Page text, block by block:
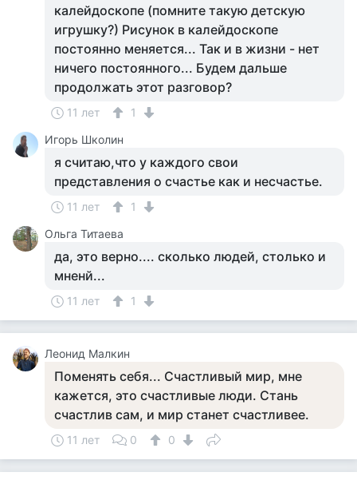
калейдоскопе (помните такую детскую
игрушку?) Рисунок в калейдоскопе
постоянно меняется... Так и в жизни - нет
ничего постоянного... Будем дальше
продолжать этот разговор?
11 лет
1
Игорь Школин
я считаю,что у каждого свои
представления о счастье как и несчастье.
11 лет
1
Ольга Титаева
да, это верно.... сколько людей, столько и
мненй...
11 лет 1
Леонид Малкин
Поменять себя... Счастливый мир, мне
кажется, это счастливые люди. Стань
счастлив сам, и мир станет счастливее.
11 лет 0 0